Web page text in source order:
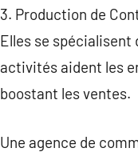
3. Production de
Elles se
activités aident les
boostant les ventes.
Une agence de